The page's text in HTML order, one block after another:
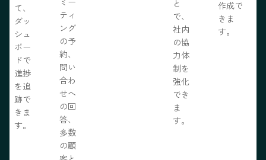
て、
ダッ
シュ
ボー
ドで
進捗
を追
跡で
きま
す。
ティ
ング
の予
約、
問い
合わ
せへ
の回
答、
多数
の顧
と
で、
社内
の協
力体
制を
強化
でき
ま
す。
作成で
きま
す。